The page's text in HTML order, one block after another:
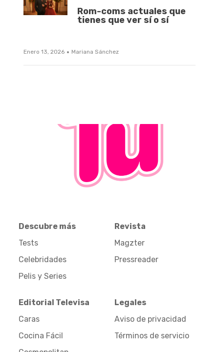
Rom-coms actuales que
tienes que ver sí o sí
Enero 13, 2026 · Mariana Sánchez
Descubre más
Tests
Celebridades
Pelis y Series
Revista
Magzter
Pressreader
Editorial Televisa
Caras
Cocina Fácil
Legales
Aviso de privacidad
Términos de servicio